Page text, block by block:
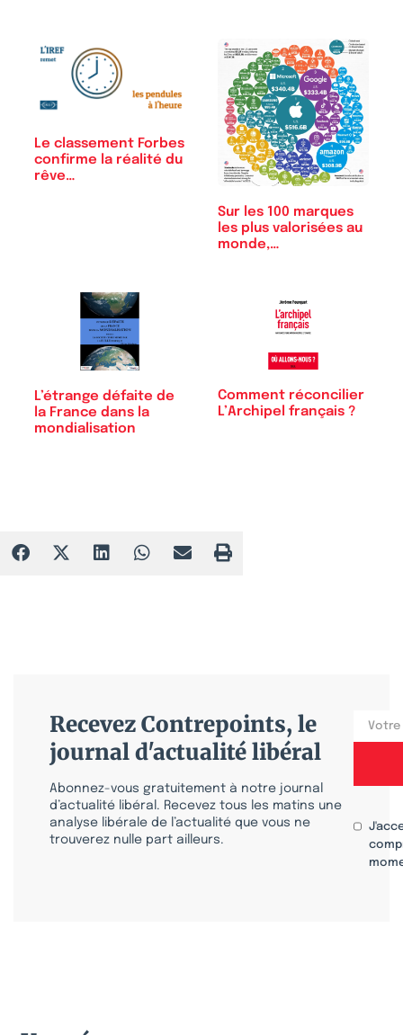
Le classement Forbes
confirme la réalité du
rêve…
Sur les 100 marques
les plus valorisées au
monde,…
L’étrange défaite de
la France dans la
mondialisation
Comment réconcilier
L’Archipel français ?
Recevez Contrepoints, le
journal d'actualité libéral
Abonnez-vous gratuitement à notre journal
d’actualité libéral. Recevez tous les matins une
analyse libérale de l’actualité que vous ne
trouverez nulle part ailleurs.